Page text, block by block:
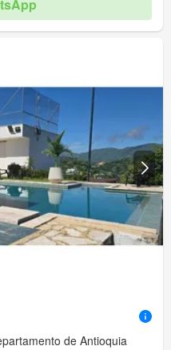
de Antioquia